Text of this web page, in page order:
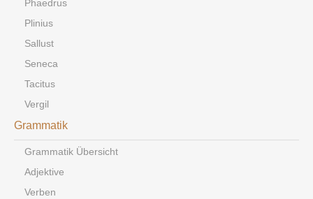
Phaedrus
Plinius
Sallust
Seneca
Tacitus
Vergil
Grammatik
Grammatik Übersicht
Adjektive
Verben